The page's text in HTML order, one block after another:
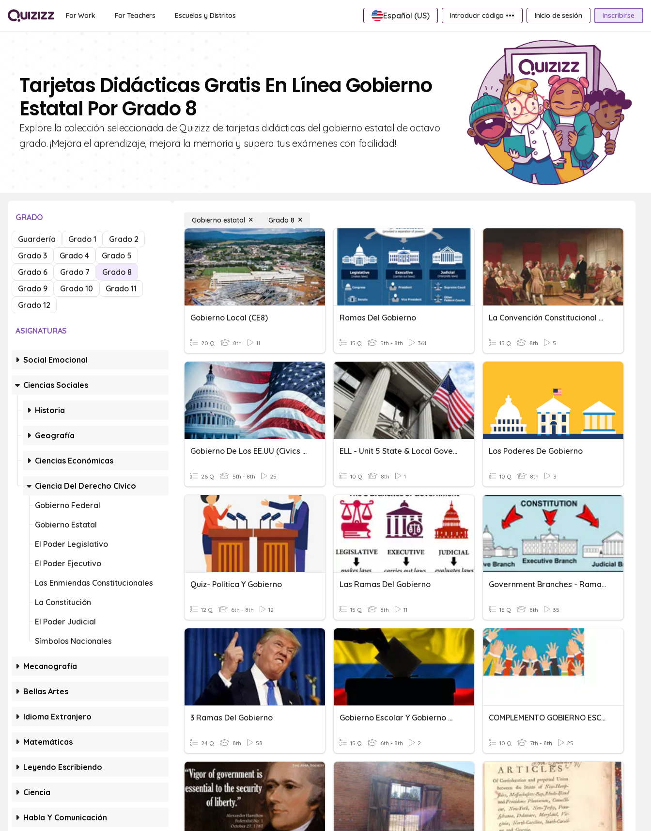
For Work For Teachers Escuelas y Distritos Español (US) Introducir código ••• Inicio de sesión Inscribirse
Tarjetas Didácticas Gratis En Línea Gobierno
Estatal Por Grado 8
Explore la colección seleccionada de Quizizz de tarjetas didácticas del gobierno estatal de octavo
grado. ¡Mejora el aprendizaje, mejora la memoria y supera tus exámenes con facilidad!
GRADO
Guardería Grado 1
Grado 2
Grado 3
Grado 4
Grado 5
Grado 6
Grado 7
Grado 8
Grado 9
Grado 10
Grado 11
Grado 12
ASIGNATURAS
Social Emocional
Ciencias Sociales
Historia
Geografía
Ciencias Económicas
Ciencia Del Derecho Cívico
Gobierno Federal
Gobierno Estatal
El Poder Legislativo
El Poder Ejecutivo
Las Enmiendas Constitucionales
La Constitución
El Poder Judicial
Símbolos Nacionales
Mecanografía
Bellas Artes
Idioma Extranjero
Matemáticas
Leyendo Escribiendo
Ciencia
Habla Y Comunicación
Gobierno estatal Grado 8
Gobierno Local (CE8)
20 Q 8th 11
Ramas Del Gobierno
15 Q 5th - 8th 361
La Convención Constitucional De 1787
15 Q 8th 5
Gobierno De Los EE.UU (civics Quiz)
26 Q 5th - 8th 25
ELL - Unit 5 State & Local Government
10 Q 8th 1
Los Poderes De Gobierno
10 Q 8th 3
Quiz- Política Y Gobierno
12 Q 6th - 8th 12
Las Ramas Del Gobierno
15 Q 8th 11
Government Branches - Ramas Del Gobierno
15 Q 8th 35
3 Ramas Del Gobierno
24 Q 8th 58
Gobierno Escolar Y Gobierno Nacional
15 Q 6th - 8th 2
COMPLEMENTO GOBIERNO ESCOLAR
10 Q 7th - 8th 25